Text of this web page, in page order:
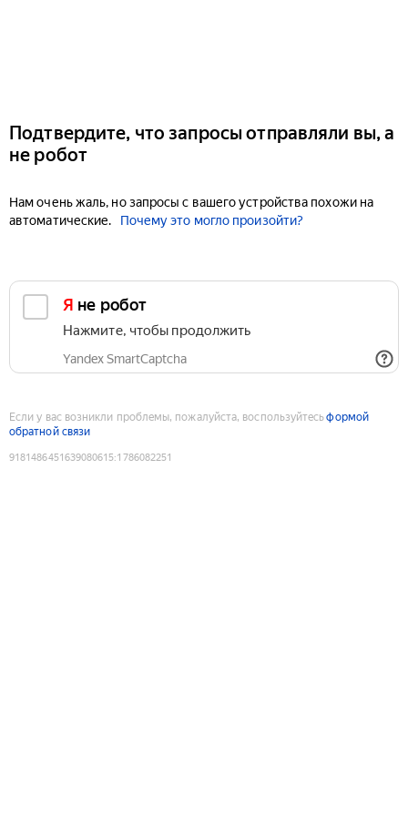
Подтвердите, что запросы отправляли вы, а
не робот
Нам очень жаль, но запросы с вашего устройства похожи на
автоматические.
Почему это могло произойти?
Я не робот
Нажмите, чтобы продолжить
Yandex SmartCaptcha
Если у вас возникли проблемы, пожалуйста, воспользуйтесьформой
обратной связи
9181486451639080615:1786082251